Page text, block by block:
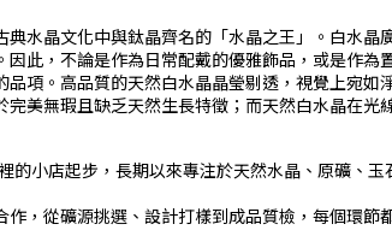
水晶文化中與鈦晶齊名的「水晶之王」。白水
此，不論是作為日常配戴的優雅飾品，或是作
項。高品質的天然白水晶晶瑩剔透，視覺上宛
美無瑕且缺乏天然生長特徵；而天然白水晶在
的小店起步，長期以來專注於天然水晶、原礦、
，從礦源挑選、設計打樣到成品質檢，每個環